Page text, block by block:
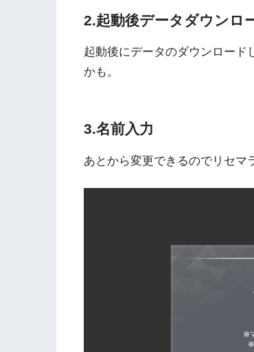
2.起動後データダウンロ
起動後にデータのダウンロード
かも。
3.名前入力
あとから変更できるのでリセマ